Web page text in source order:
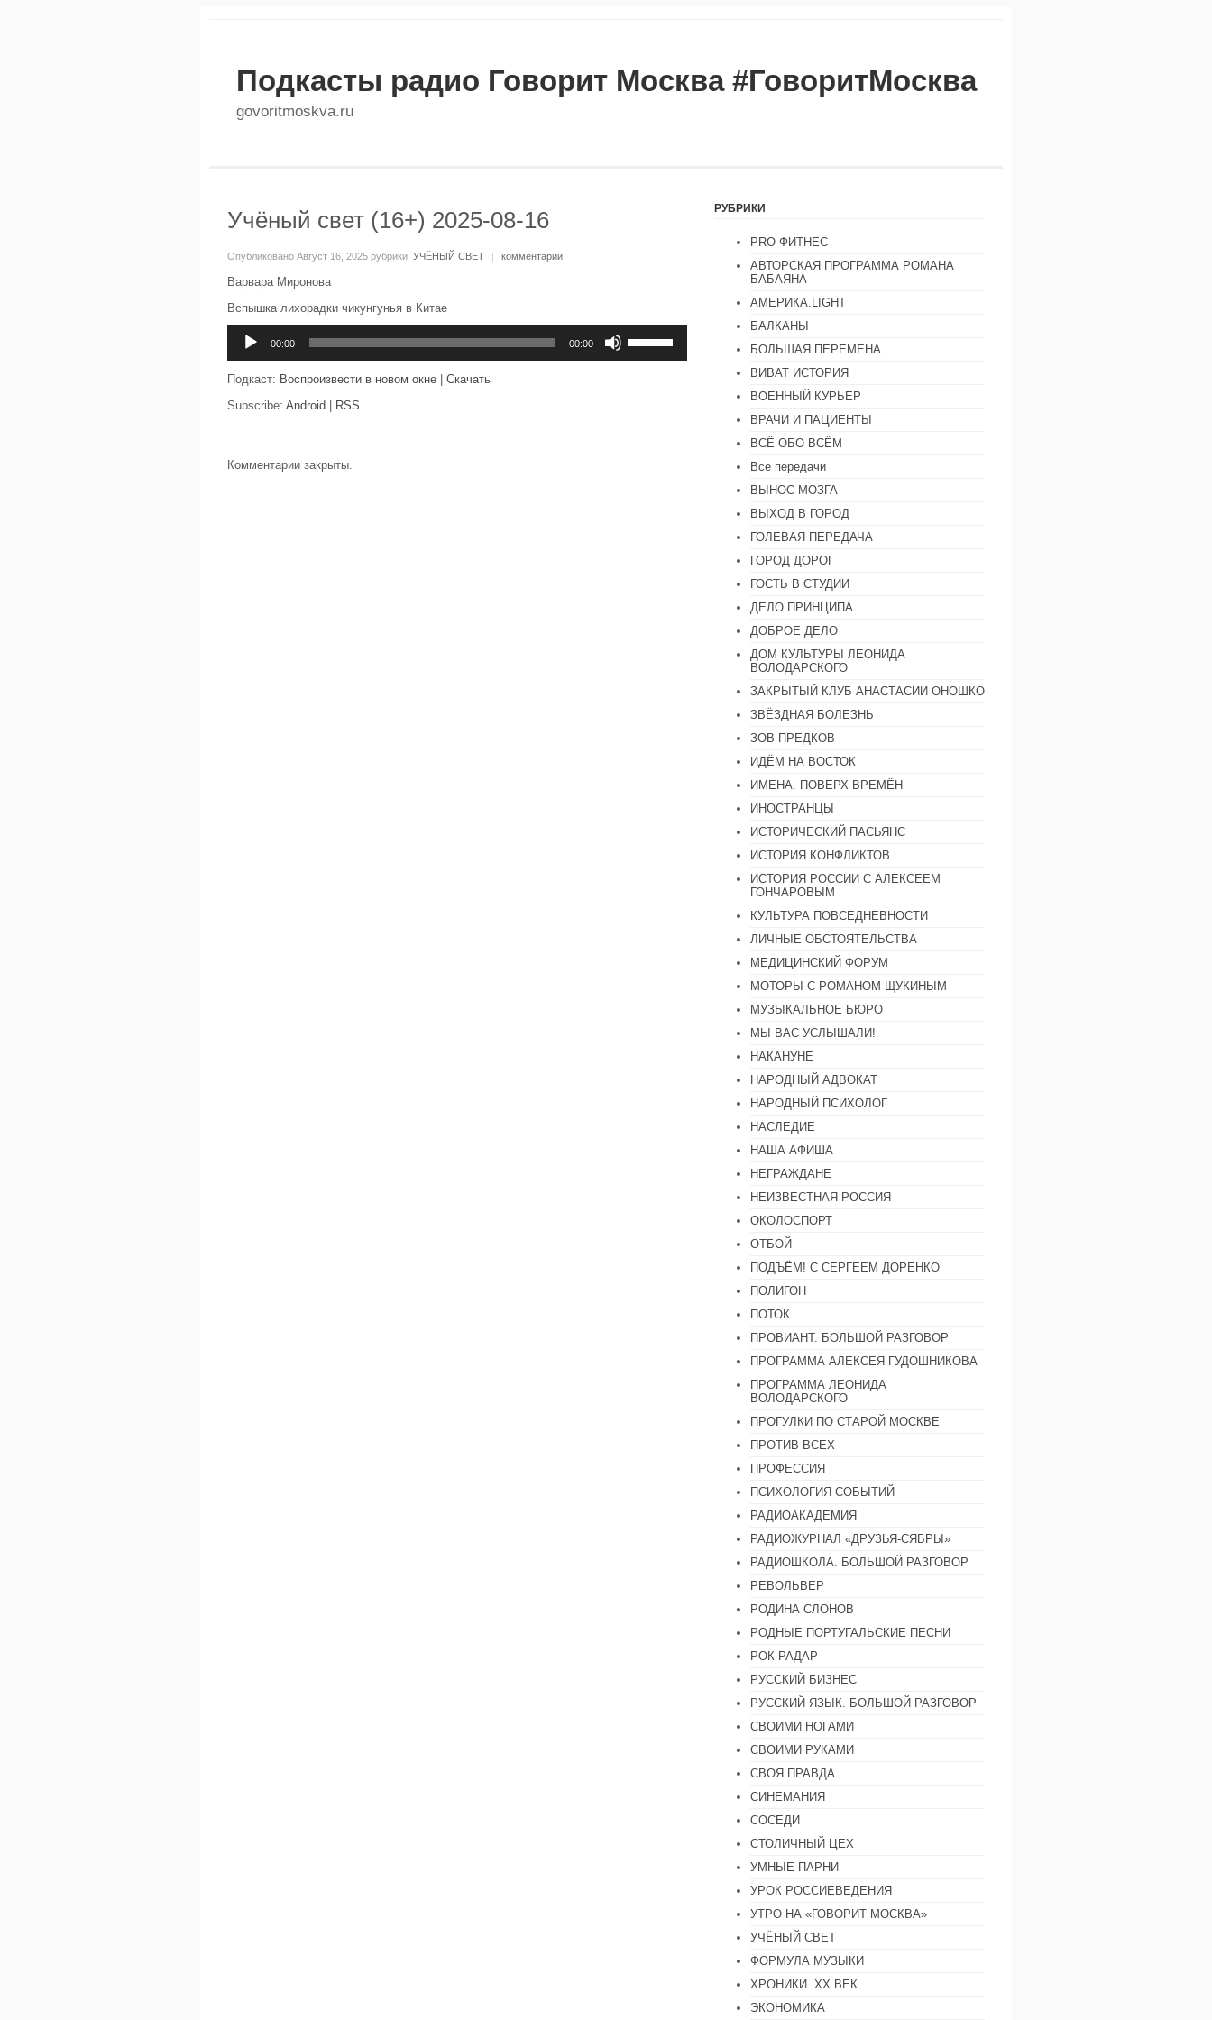
Подкасты радио Говорит Москва #ГоворитМосква
govoritmoskva.ru
Учёный свет (16+) 2025-08-16
Опубликовано Август 16, 2025 рубрики: УЧЁНЫЙ СВЕТ | комментарии
Варвара Миронова
Вспышка лихорадки чикунгунья в Китае
00:00 00:00
клавиши
Подкаст: Воспроизвести в новом окне
Скачать
Subscribe: Android RSS
Комментарии закрыты.
РУБРИКИ
PRO ФИТНЕС
АВТОРСКАЯ ПРОГРАММА РОМАНА
БАБАЯНА
АМЕРИКА.LIGHT
БАЛКАНЫ
БОЛЬШАЯ ПЕРЕМЕНА
ВИВАТ ИСТОРИЯ
ВОЕННЫЙ КУРЬЕР
ВРАЧИ И ПАЦИЕНТЫ
ВСЁ ОБО ВСЁМ
Все передачи
ВЫНОС МОЗГА
ВЫХОД В ГОРОД
ГОЛЕВАЯ ПЕРЕДАЧА
ГОРОД ДОРОГ
ГОСТЬ В СТУДИИ
ДЕЛО ПРИНЦИПА
ДОБРОЕ ДЕЛО
ДОМ КУЛЬТУРЫ ЛЕОНИДА
ВОЛОДАРСКОГО
ЗАКРЫТЫЙ КЛУБ АНАСТАСИИ ОНОШКО
ЗВЁЗДНАЯ БОЛЕЗНЬ
ЗОВ ПРЕДКОВ
ИДЁМ НА ВОСТОК
ИМЕНА. ПОВЕРХ ВРЕМЁН
ИНОСТРАНЦЫ
ИСТОРИЧЕСКИЙ ПАСЬЯНС
ИСТОРИЯ КОНФЛИКТОВ
ИСТОРИЯ РОССИИ С АЛЕКСЕЕМ
ГОНЧАРОВЫМ
КУЛЬТУРА ПОВСЕДНЕВНОСТИ
ЛИЧНЫЕ ОБСТОЯТЕЛЬСТВА
МЕДИЦИНСКИЙ ФОРУМ
МОТОРЫ С РОМАНОМ ЩУКИНЫМ
МУЗЫКАЛЬНОЕ БЮРО
МЫ ВАС УСЛЫШАЛИ!
НАКАНУНЕ
НАРОДНЫЙ АДВОКАТ
НАРОДНЫЙ ПСИХОЛОГ
НАСЛЕДИЕ
НАША АФИША
НЕГРАЖДАНЕ
НЕИЗВЕСТНАЯ РОССИЯ
ОКОЛОСПОРТ
ОТБОЙ
ПОДЪЁМ! С СЕРГЕЕМ ДОРЕНКО
ПОЛИГОН
ПОТОК
ПРОВИАНТ. БОЛЬШОЙ РАЗГОВОР
ПРОГРАММА АЛЕКСЕЯ ГУДОШНИКОВА
ПРОГРАММА ЛЕОНИДА
ВОЛОДАРСКОГО
ПРОГУЛКИ ПО СТАРОЙ МОСКВЕ
ПРОТИВ ВСЕХ
ПРОФЕССИЯ
ПСИХОЛОГИЯ СОБЫТИЙ
РАДИОАКАДЕМИЯ
РАДИОЖУРНАЛ «ДРУЗЬЯ-СЯБРЫ»
РАДИОШКОЛА. БОЛЬШОЙ РАЗГОВОР
РЕВОЛЬВЕР
РОДИНА СЛОНОВ
РОДНЫЕ ПОРТУГАЛЬСКИЕ ПЕСНИ
РОК-РАДАР
РУССКИЙ БИЗНЕС
РУССКИЙ ЯЗЫК. БОЛЬШОЙ РАЗГОВОР
СВОИМИ НОГАМИ
СВОИМИ РУКАМИ
СВОЯ ПРАВДА
СИНЕМАНИЯ
СОСЕДИ
СТОЛИЧНЫЙ ЦЕХ
УМНЫЕ ПАРНИ
УРОК РОССИЕВЕДЕНИЯ
УТРО НА «ГОВОРИТ МОСКВА»
УЧЁНЫЙ СВЕТ
ФОРМУЛА МУЗЫКИ
ХРОНИКИ. ХХ ВЕК
ЭКОНОМИКА